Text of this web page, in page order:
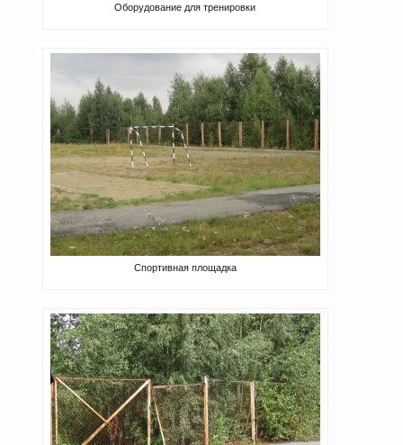
Оборудование для тренировки
Спортивная площадка